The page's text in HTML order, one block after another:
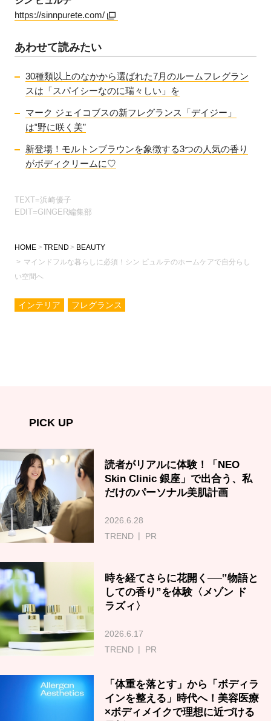
https://sinnpurete.com/
あわせて読みたい
30種類以上のなかから選ばれた7月のルームフレグラン
スは「スパイシーなのに瑞々しい」を
マーク ジェイコブスの新フレグランス「デイジー」
は‟野に咲く美”
新登場！モルトンブラウンを象徴する3つの人気の香り
がボディクリームに♡
TEXT=浜崎優子
EDIT=GINGER編集部
HOME TREND
BEAUTY
マインドフルな暮らしに必須！シン ピュルテのホームケアで自分らし
い空間へ
インテリア フレグランス
PICK UP
読者がリアルに体験！「NEO
Skin Clinic 銀座」で出合う、私
だけのパーソナル美肌計画
2026.6.28
TREND
PR
時を経てさらに花開く──‟物語と
しての香り”を体験〈メゾン ド
ラズィ〉
2026.6.17
TREND
PR
「体重を落とす」から「ボディラ
インを整える」時代へ！美容医療
×ボディメイクで理想に近づける